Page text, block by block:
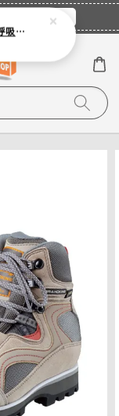
立即登入
【COMPRESSPORT】窄版止汗呼吸頭帶2.0_【零碼】